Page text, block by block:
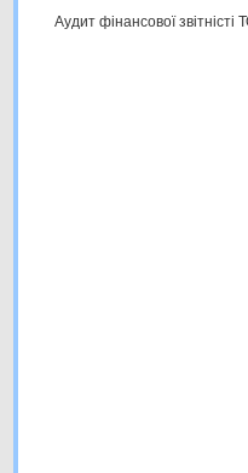
Аудит фінансової